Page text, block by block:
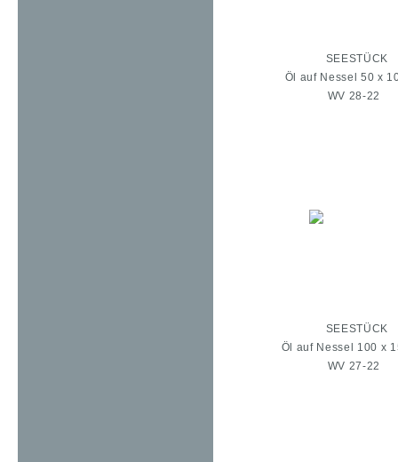
SEESTÜCK
Öl auf Nessel 50 x
WV 28-22
SEESTÜCK
Öl auf Nessel 100 x
WV 27-22